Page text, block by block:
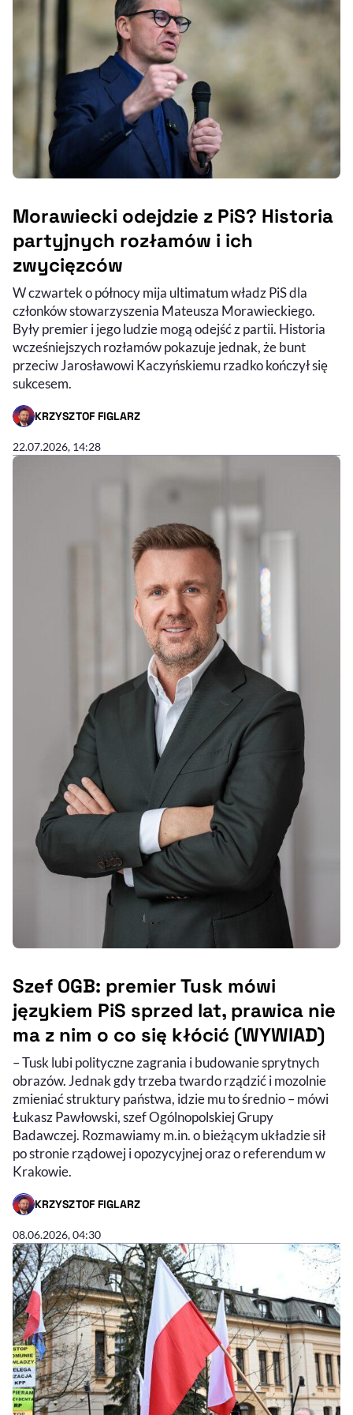
Morawiecki odejdzie z PiS? Historia
partyjnych rozłamów i ich
zwycięzców
W czwartek o północy mija ultimatum władz PiS dla
członków stowarzyszenia Mateusza Morawieckiego.
Były premier i jego ludzie mogą odejść z partii. Historia
wcześniejszych rozłamów pokazuje jednak, że bunt
przeciw Jarosławowi Kaczyńskiemu rzadko kończył się
sukcesem.
KRZYSZTOF FIGLARZ
- AUTOR ARTYKUŁU - PROFIL
22.07.2026, 14:28
Szef OGB: premier Tusk mówi
językiem PiS sprzed lat, prawica nie
ma z nim o co się kłócić (WYWIAD)
– Tusk lubi polityczne zagrania i budowanie sprytnych
obrazów. Jednak gdy trzeba twardo rządzić i mozolnie
zmieniać struktury państwa, idzie mu to średnio – mówi
Łukasz Pawłowski, szef Ogólnopolskiej Grupy
Badawczej. Rozmawiamy m.in. o bieżącym układzie sił
po stronie rządowej i opozycyjnej oraz o referendum w
Krakowie.
KRZYSZTOF FIGLARZ
- AUTOR ARTYKUŁU - PROFIL
08.06.2026, 04:30